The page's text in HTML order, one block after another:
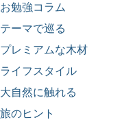
お勉強コラム
テーマで巡る
プレミアムな木材
ライフスタイル
大自然に触れる
旅のヒント